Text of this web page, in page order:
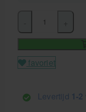
favoriet
Levertijd 1-